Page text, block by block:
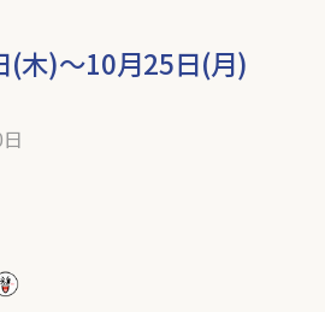
(木)～10月25日(月)